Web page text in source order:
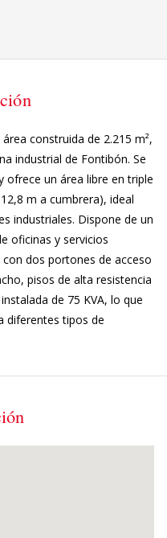
construida de 2.215 m²,
industrial de Fontibón. Se
ofrece un área libre en triple
m a cumbrera), ideal
industriales. Dispone de un
oficinas y servicios
dos portones de acceso
pisos de alta resistencia
de 75 KVA, lo que
diferentes tipos de